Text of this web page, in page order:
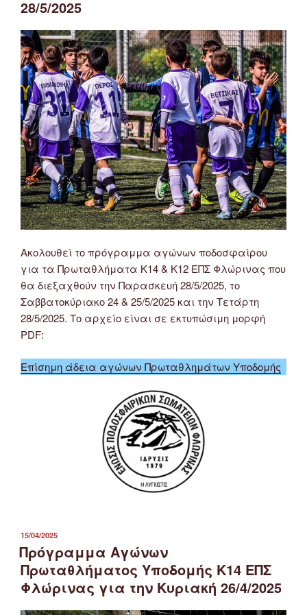
28/5/2025
Ακολουθεί το πρόγραμμα αγώνων ποδοσφαίρου
για τα Πρωταθλήματα Κ14 & Κ12 ΕΠΣ Φλώρινας που
θα διεξαχθούν την Παρασκευή 28/5/2025, το
Σαββατοκύριακο 24 & 25/5/2025 και την Τετάρτη
28/5/2025. Το αρχείο είναι σε εκτυπώσιμη μορφή
PDF:
Επίσημη άδεια αγώνων Πρωταθλημάτων Υποδομής
ΔΗΜΟΣΙΕΎΤΗΚΕ
ΣΤΙΣ
15/04/2025
Πρόγραμμα Αγώνων
Πρωταθλήματος Υποδομής Κ14 ΕΠΣ
Φλώρινας για την Κυριακή 26/4/2025